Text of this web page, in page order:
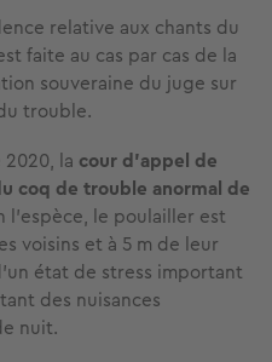
relative aux chants du
faite au cas par cas de la
souveraine du juge sur
trouble.
la cour d’appel de
coq de trouble anormal de
l’espèce, le poulailler est
voisins et à 5 m de leur
état de stress important
des nuisances
nuit.